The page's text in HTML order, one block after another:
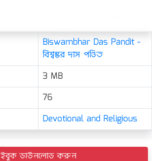
Biswambhar Das Pandit -
বিশ্বম্ভর দাস পণ্ডিত
3 MB
76
Devotional and Religious
ইবুক ডাউনলোড করুন